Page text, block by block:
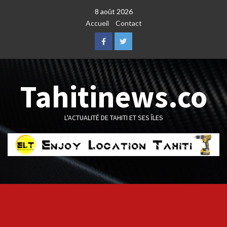
8 août 2026
Accueil
Contact
FacebookTwitter
Tahitinews.co
L'ACTUALITÉ DE TAHITI ET SES ÎLES